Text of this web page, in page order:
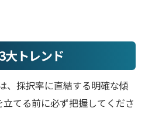
大トレンド
、採択率に直結する明確な傾
てる前に必ず把握してくださ